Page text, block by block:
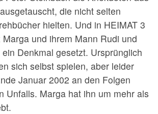
die nicht selten
hielten. Und in HEIMAT 3
und ihrem Mann Rudi und
Denkmal gesetzt. Ursprünglich
sich selbst spielen, aber leider
Januar 2002 an den Folgen
Unfalls. Marga hat ihn um mehr als